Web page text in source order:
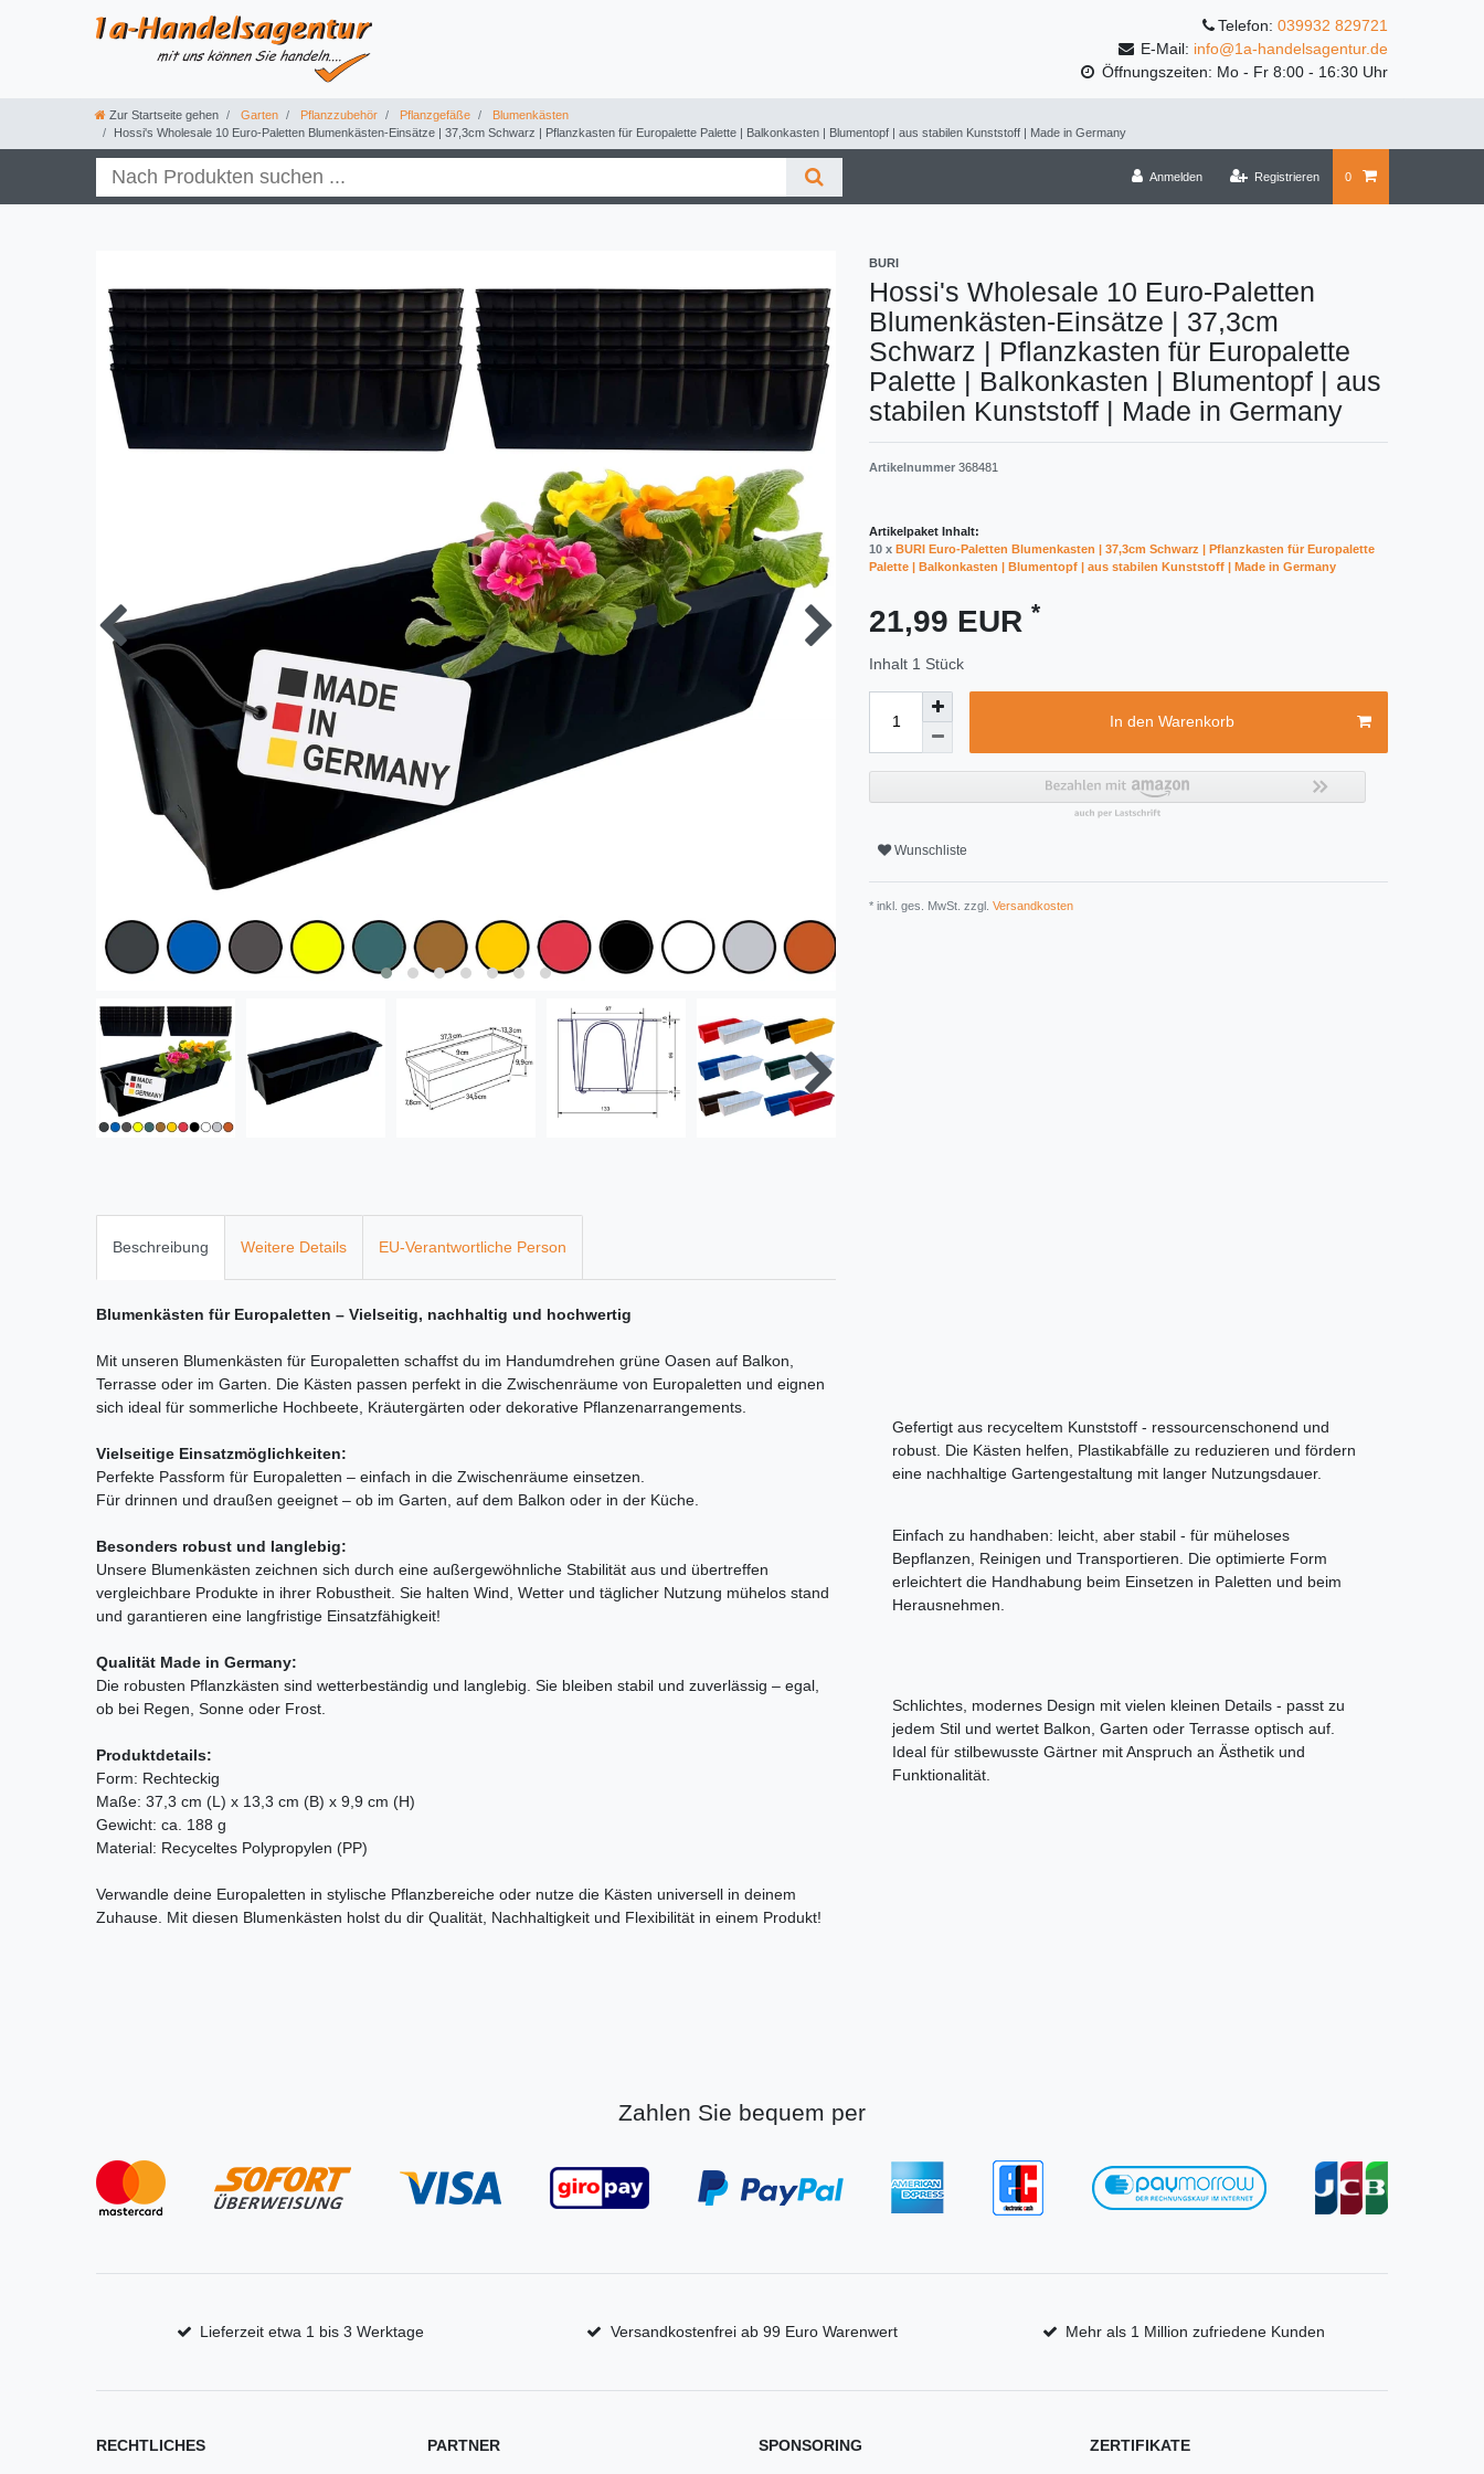
Telefon: 039932 829721
E-Mail: info@1a-handelsagentur.de
Öffnungszeiten: Mo - Fr 8:00 - 16:30 Uhr
Zur Startseite gehen Garten Pflanzzubehör Pflanzgefäße
Blumenkästen
Hossi's Wholesale 10 Euro-Paletten Blumenkästen-Einsätze | 37,3cm Schwarz | Pflanzkasten für Europalette Palette | Balkonkasten | Blumentopf | aus stabilen Kunststoff | Made in Germany
Anmelden Registrieren 0
BURI
Hossi's Wholesale 10 Euro-Paletten
Blumenkästen-Einsätze | 37,3cm
Schwarz | Pflanzkasten für Europalette
Palette | Balkonkasten | Blumentopf | aus
stabilen Kunststoff | Made in Germany
Artikelnummer 368481
Artikelpaket Inhalt:
10 x BURI Euro-Paletten Blumenkasten | 37,3cm Schwarz | Pflanzkasten für Europalette
Palette | Balkonkasten | Blumentopf | aus stabilen Kunststoff | Made in Germany
21,99 EUR *
Inhalt 1 Stück
In den Warenkorb
Wunschliste
* inkl. ges. MwSt. zzgl. Versandkosten
Beschreibung Weitere Details EU-Verantwortliche Person
Blumenkästen für Europaletten – Vielseitig, nachhaltig und hochwertig
Mit unseren Blumenkästen für Europaletten schaffst du im Handumdrehen grüne Oasen auf Balkon,
Terrasse oder im Garten. Die Kästen passen perfekt in die Zwischenräume von Europaletten und eignen
sich ideal für sommerliche Hochbeete, Kräutergärten oder dekorative Pflanzenarrangements.
Vielseitige Einsatzmöglichkeiten:
Perfekte Passform für Europaletten – einfach in die Zwischenräume einsetzen.
Für drinnen und draußen geeignet – ob im Garten, auf dem Balkon oder in der Küche.
Besonders robust und langlebig:
Unsere Blumenkästen zeichnen sich durch eine außergewöhnliche Stabilität aus und übertreffen
vergleichbare Produkte in ihrer Robustheit. Sie halten Wind, Wetter und täglicher Nutzung mühelos stand
und garantieren eine langfristige Einsatzfähigkeit!
Qualität Made in Germany:
Die robusten Pflanzkästen sind wetterbeständig und langlebig. Sie bleiben stabil und zuverlässig – egal,
ob bei Regen, Sonne oder Frost.
Produktdetails:
Form: Rechteckig
Maße: 37,3 cm (L) x 13,3 cm (B) x 9,9 cm (H)
Gewicht: ca. 188 g
Material: Recyceltes Polypropylen (PP)
Verwandle deine Europaletten in stylische Pflanzbereiche oder nutze die Kästen universell in deinem
Zuhause. Mit diesen Blumenkästen holst du dir Qualität, Nachhaltigkeit und Flexibilität in einem Produkt!
Gefertigt aus recyceltem Kunststoff - ressourcenschonend und
robust. Die Kästen helfen, Plastikabfälle zu reduzieren und fördern
eine nachhaltige Gartengestaltung mit langer Nutzungsdauer.
Einfach zu handhaben: leicht, aber stabil - für müheloses
Bepflanzen, Reinigen und Transportieren. Die optimierte Form
erleichtert die Handhabung beim Einsetzen in Paletten und beim
Herausnehmen.
Schlichtes, modernes Design mit vielen kleinen Details - passt zu
jedem Stil und wertet Balkon, Garten oder Terrasse optisch auf.
Ideal für stilbewusste Gärtner mit Anspruch an Ästhetik und
Funktionalität.
Zahlen Sie bequem per
Lieferzeit etwa 1 bis 3 Werktage Versandkostenfrei ab 99 Euro Warenwert Mehr als 1 Million zufriedene Kunden
RECHTLICHES
PARTNER
SPONSORING
ZERTIFIKATE